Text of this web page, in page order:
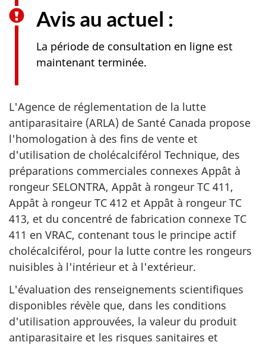
Avis au actuel :
La période de consultation en ligne est
maintenant terminée.
L'Agence de réglementation de la lutte
antiparasitaire (ARLA) de Santé Canada propose
l'homologation à des fins de vente et
d'utilisation de cholécalciférol Technique, des
préparations commerciales connexes Appât à
rongeur SELONTRA, Appât à rongeur TC 411,
Appât à rongeur TC 412 et Appât à rongeur TC
413, et du concentré de fabrication connexe TC
411 en VRAC, contenant tous le principe actif
cholécalciférol, pour la lutte contre les rongeurs
nuisibles à l'intérieur et à l'extérieur.
L'évaluation des renseignements scientifiques
disponibles révèle que, dans les conditions
d'utilisation approuvées, la valeur du produit
antiparasitaire et les risques sanitaires et